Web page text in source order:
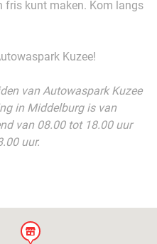
fris kunt maken. Kom langs
Kuzee!
van Autowaspark Kuzee
in Middelburg is van
van 08.00 tot 18.00 uur
uur.
store